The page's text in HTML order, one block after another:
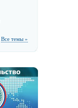
Все темы »